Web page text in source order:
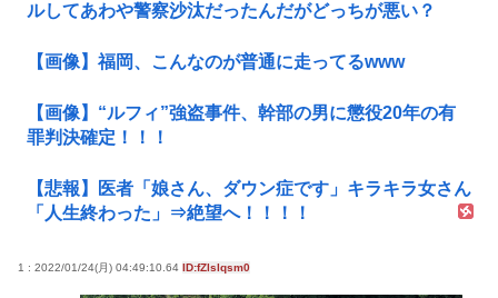
ルしてあわや警察沙汰だったんだがどっちが悪い？
【画像】福岡、こんなのが普通に走ってるwww
【画像】“ルフィ”強盗事件、幹部の男に懲役20年の有
罪判決確定！！！
【悲報】医者「娘さん、ダウン症です」キラキラ女さん
「人生終わった」⇒絶望へ！！！！
1 : 2022/01/24(月) 04:49:10.64 ID:fZlslqsm0